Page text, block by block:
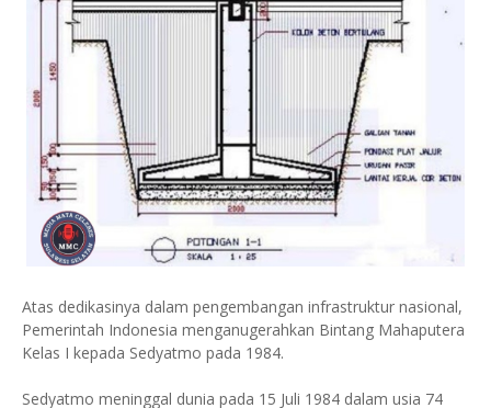
Atas dedikasinya dalam pengembangan infrastruktur nasional,
Pemerintah Indonesia menganugerahkan Bintang Mahaputera
Kelas I kepada Sedyatmo pada 1984.
Sedyatmo meninggal dunia pada 15 Juli 1984 dalam usia 74